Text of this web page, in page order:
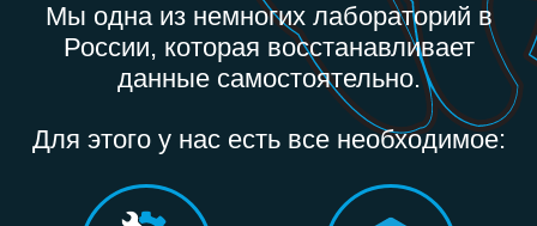
Мы одна из немногих лабораторий в
России, которая восстанавливает
данные самостоятельно.
Для этого у нас есть все необходимое: